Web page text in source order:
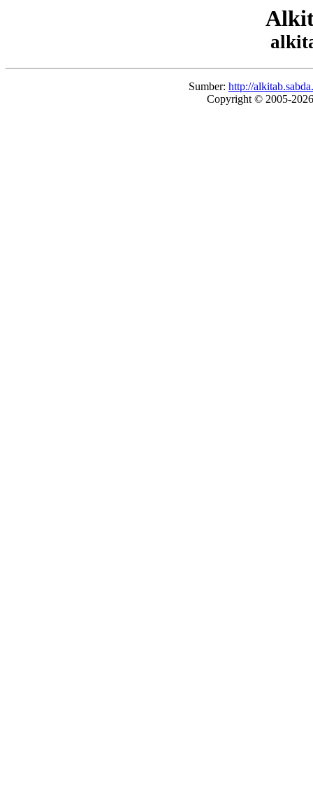
Sumber: http://
Copyright © 2005-